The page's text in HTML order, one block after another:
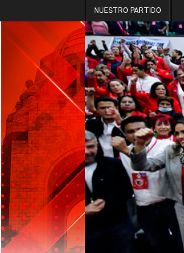
NUESTRO PARTIDO